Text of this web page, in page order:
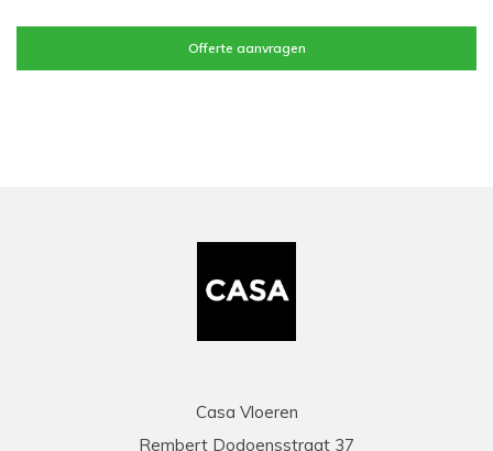
Offerte aanvragen
Casa Vloeren
Rembert Dodoensstraat 37